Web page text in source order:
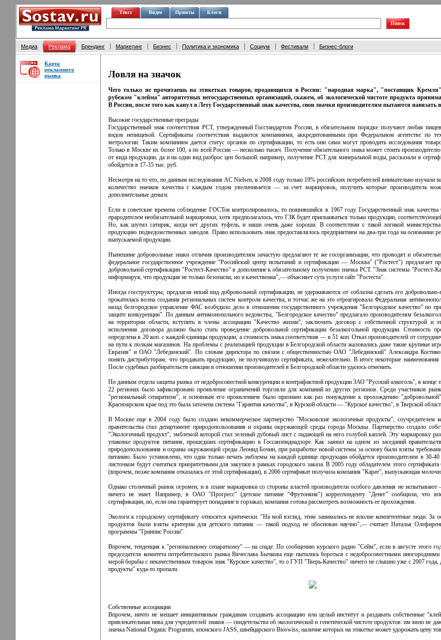
Текст Видео Принты Блоги
Медиа Реклама Брендинг Маркетинг Бизнес Политика и экономика Социум Фестивали Бизнес-блоги
Карта
рекламного
рынка
Ловля на значок
Чего только не прочитаешь на этикетках товаров, продающихся в России: "народная марка", "поставщик
рубежом "клейма" авторитетных негосударственных организаций, скажем, об экологической чистоте продукта
В России, после того как канул в Лету Государственный знак качества, свои значки производителям пытаются навязать
Высокие государственные преграды
Государственный знак соответствия РСТ, утвержденный Госстандартом России, в обязательном порядке получают любая
видов непищевой. Сертификаты соответствия выдаются компаниями, аккредитованными при Федеральном агентстве по
метрологии. Таким компаниям дается статус органов по сертификации, то есть они сами могут проводить исследования
Только в Москве их более 100, а по всей России — несколько тысяч. Получение обязательного знака может стоить
от вида продукции, да и на один вид разброс цен большой: например, получение РСТ для минеральной воды, рассказали в
обойдется в 17-35 тыс. руб.
Несмотря на то что, по данным исследования AC Nielsen, в 2008 году только 19% российских потребителей внимательно изучали
количество значков качества с каждым годом увеличивается — за счет маркировок, получить которые производитель
дополнительные деньги.
Если в советские времена соблюдение ГОСТов контролировалось, то появившийся в 1967 году Государственный знак
прародителем необязательной маркировки, хотя предполагалось, что ГЗК будет присваиваться только продукции,
Но, как шутил сатирик, когда нет других туфель, и наши очень даже хороши. В соответствии с такой логикой министерства
продукцию подведомственных заводов. Право использовать знак предоставлялось предприятиям на два-три года на основании
выпускаемой продукции.
Нынешние добровольные знаки отличия производителям зачастую предлагают те же госорганизации, что проводят и
федеральное государственное учреждение "Российский центр испытаний и сертификации — Москва" ("Ростест") предлагает
добровольной сертификации "Ростест-Качество" в дополнение к обязательному получению значка РСТ. "Знак системы "Ростест-
информируя, что продукция не только безопасна, но и качественна",— объясняет суть услуги сайт "Ростеста".
Иногда госструктуры, предлагая некий вид добровольной сертификации, не удерживаются от соблазна сделать его
прокатилась волна создания региональных систем контроля качества, и тотчас же на это отреагировала Федеральная
назад белгородское управление ФАС возбудило дело в отношении государственного учреждения "Белгородское качество" по
защите конкуренции". По данным антимонопольного ведомства, "Белгородское качество" предлагало производителям
на территории области, вступить в члены ассоциации "Качество жизни", заключить договор с собственной структурой и
исполнения договора должно было стать проведение добровольной сертификации безалкогольной продукции. Стоимость
определена в 20 коп. с каждой единицы продукции, а стоимость знака соответствия — в 51 коп. Отказ производителей от
на пути к полкам магазинов. На проблемы с реализацией продукции в Белгородской области жаловались даже такие крупные
Евразия" и ОАО "Лебедянский". По словам директора по связям с общественностью ОАО "Лебедянский" Александра
понять дистрибуторам, что продавать продукцию, не получившую сертификата, нежелательно. В итоге некоторые наименования
После судебных разбирательств санкции в отношении производителей в Белгородской области удалось отменить.
По данным отдела защиты рынка от недобросовестной конкуренции и контрафактной продукции ЗАО "Русский алкоголь", в конце
22 регионах было зафиксировано проявление ограничений торговли для компаний из других регионов. Среди участников
"региональный сепаратизм", и основным его проявлением было признано как раз понуждение к прохождению
Красноярском крае под это была заточена система "Гарантия качества", в Курской области — "Курское качество", в Тверской
В Москве еще в 2004 году было создано некоммерческое партнерство "Московские экологичные продукты", соучредителем
правительства стал департамент природопользования и охраны окружающей среды города Москвы. Партнерство создало
"Экологичный продукт", эмблемой которой стал зеленый дубовый лист с падающей на него голубой каплей. Эту маркировку
упаковке продуктов питания, прошедших сертификацию в Госсанэпиднадзоре. Как заявил на одном из заседаний
природопользования и охраны окружающей среды Леонид Бочин, при разработке новой системы за основу были взяты
питанию. Было установлено, что одна только печать эмблемы на каждой единице продукции обойдется производителям в 30-
листочком будут считаться приоритетными для закупки в рамках городского заказа. В 2005 году обладателем этого
(впрочем, позже компания отказалась от этой сертификации), в 2006 сертификат получила компания "Карат", выпускающая
Однако столичный рынок огромен, и в плане маркировки со стороны властей производители особого давления не
ничего не знает. Например, в ОАО "Прогресс" (детское питание "Фрутоняня") корреспонденту "Денег" сообщили, что
сертификации, но, если она гарантирует попадание в горзаказ, компания готова рассмотреть возможность ее прохождения.
Экологи к городскому сертификату относятся критически. "На мой взгляд, этим занимались не вполне компетентные люди. За
продуктов были взяты критерии для детского питания — такой подход не обоснован научно",— считает Наталья
программы "Гринпис России".
Впрочем, тенденция к "региональному сепаратизму" — на спаде. По сообщению курского радио "Сейм", если в августе этого
председателя комитета потребительского рынка Вячеслава Бычкова еще пытались бороться с недобросовестными
мерой борьбы с некачественным товаром знак "Курское качество", то о ГУП "Тверь-Качество" ничего не слышно уже с 2007 года,
продукты" куда-то пропали.
Собственные ассоциации
Впрочем, ничто не мешает инициативным гражданам создавать ассоциацию или целый институт и раздавать собственные
привлекательная нива для учредителей знаков — свидетельства об экологической и генетической чистоте продуктов: им явно не
значка National Organic Programm, японского JASS, швейцарского Bioswiss, наличие которых на этикетке может удорожать цену